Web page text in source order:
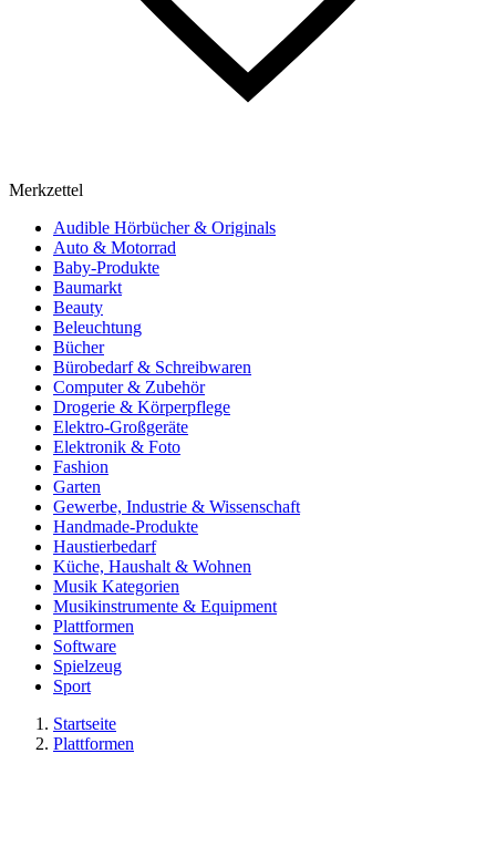
Merkzettel
Audible Hörbücher & Originals
Auto & Motorrad
Baby-Produkte
Baumarkt
Beauty
Beleuchtung
Bücher
Bürobedarf & Schreibwaren
Computer & Zubehör
Drogerie & Körperpflege
Elektro-Großgeräte
Elektronik & Foto
Fashion
Garten
Gewerbe, Industrie & Wissenschaft
Handmade-Produkte
Haustierbedarf
Küche, Haushalt & Wohnen
Musik Kategorien
Musikinstrumente & Equipment
Plattformen
Software
Spielzeug
Sport
Startseite
Plattformen